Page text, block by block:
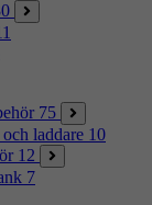
75
laddare 10
12
7